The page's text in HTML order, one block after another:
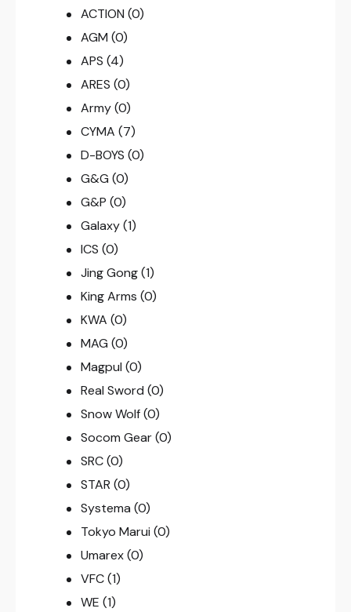
ACTION (0)
AGM (0)
APS (4)
ARES (0)
Army (0)
CYMA (7)
D-BOYS (0)
G&G (0)
G&P (0)
Galaxy (1)
ICS (0)
Jing Gong (1)
King Arms (0)
KWA (0)
MAG (0)
Magpul (0)
Real Sword (0)
Snow Wolf (0)
Socom Gear (0)
SRC (0)
STAR (0)
Systema (0)
Tokyo Marui (0)
Umarex (0)
VFC (1)
WE (1)